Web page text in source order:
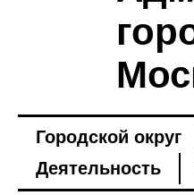
Городской округ
Деятельность